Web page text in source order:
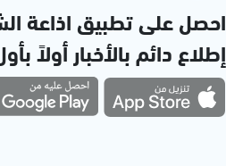
احصل على تطبيق اذاعة
إطلاع دائم بالأخبار أولاً